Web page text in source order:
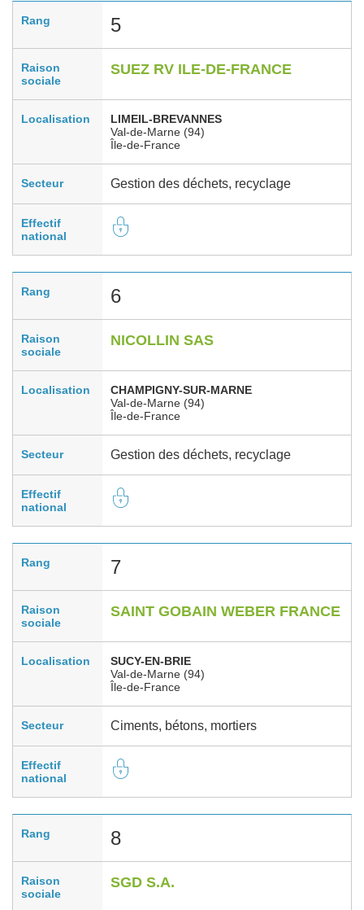
Rang 5
Raison
sociale
SUEZ RV ILE-DE-FRANCE
Localisation
LIMEIL-BREVANNES
Val-de-Marne (94)
Île-de-France
Secteur Gestion des déchets, recyclage
Effectif
national
Rang 6
Raison
sociale
NICOLLIN SAS
Localisation
CHAMPIGNY-SUR-MARNE
Val-de-Marne (94)
Île-de-France
Secteur Gestion des déchets, recyclage
Effectif
national
Rang 7
Raison
sociale
SAINT GOBAIN WEBER FRANCE
Localisation
SUCY-EN-BRIE
Val-de-Marne (94)
Île-de-France
Secteur Ciments, bétons, mortiers
Effectif
national
Rang 8
Raison
sociale
SGD S.A.